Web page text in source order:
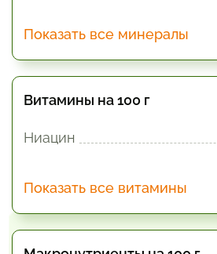
Показать все минералы
Витамины на 100 г
Ниацин
Показать все витамины